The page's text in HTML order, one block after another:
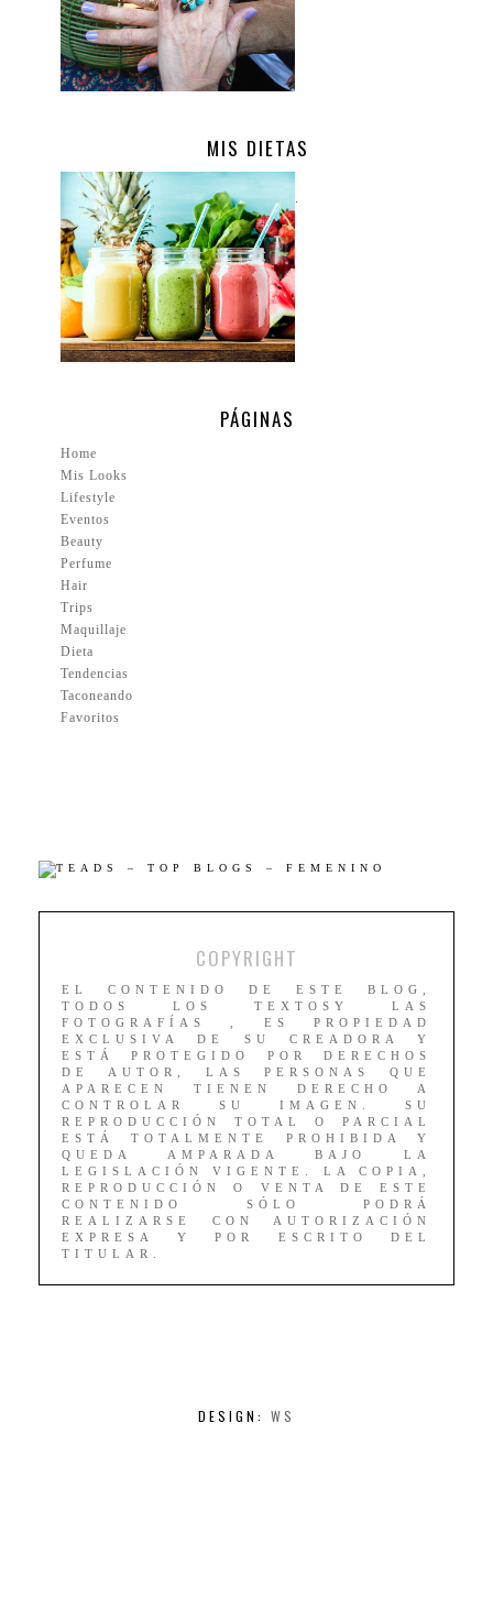
MIS DIETAS
PÁGINAS
Home
Mis Looks
Lifestyle
Eventos
Beauty
Perfume
Hair
Trips
Maquillaje
Dieta
Tendencias
Taconeando
Favoritos
COPYRIGHT
EL CONTENIDO DE ESTE BLOG,
TODOS LOS TEXTOSY LAS
FOTOGRAFÍAS , ES PROPIEDAD
EXCLUSIVA DE SU CREADORA Y
ESTÁ PROTEGIDO POR DERECHOS
DE AUTOR, LAS PERSONAS QUE
APARECEN TIENEN DERECHO A
CONTROLAR SU IMAGEN. SU
REPRODUCCIÓN TOTAL O PARCIAL
ESTÁ TOTALMENTE PROHIBIDA Y
QUEDA AMPARADA BAJO LA
LEGISLACIÓN VIGENTE. LA COPIA,
REPRODUCCIÓN O VENTA DE ESTE
CONTENIDO SÓLO PODRÁ
REALIZARSE CON AUTORIZACIÓN
EXPRESA Y POR ESCRITO DEL
TITULAR.
DESIGN: WS